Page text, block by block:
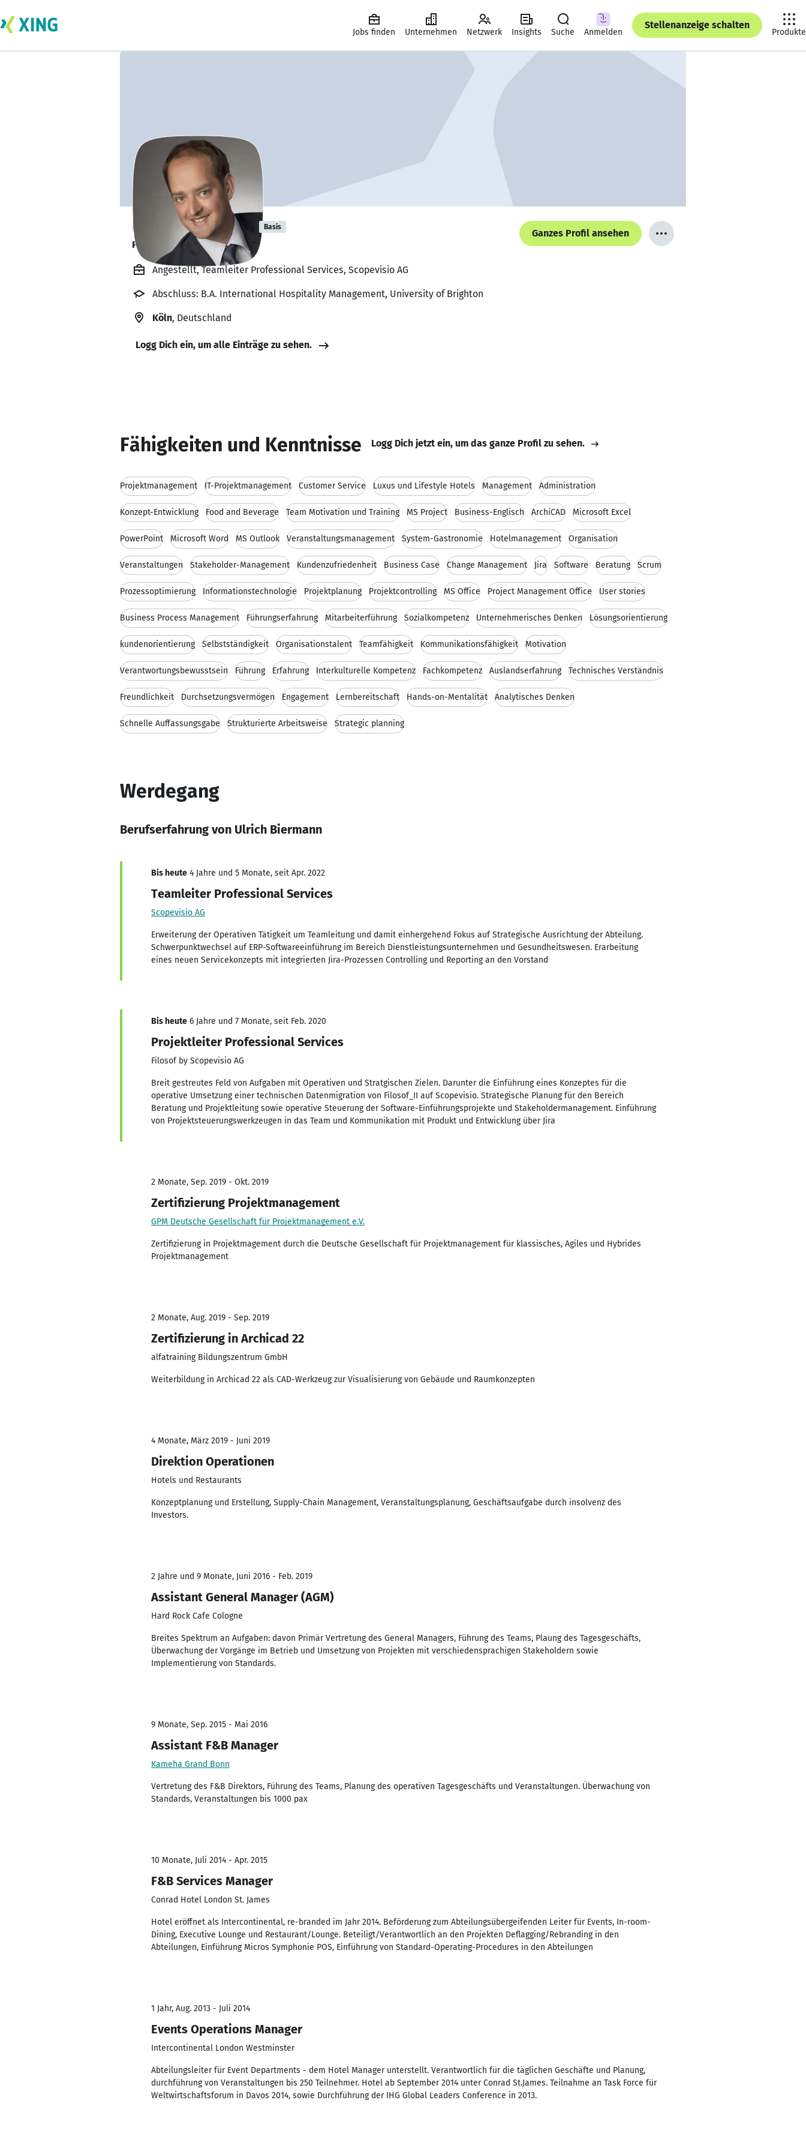
Jobs finden Unternehmen Netzwerk Insights Suche Anmelden
Stellenanzeige schalten
Produkte
Ulrich Biermann Basis
Projektmanagement
Ganzes Profil ansehen
Angestellt, Teamleiter Professional Services, Scopevisio AG
Abschluss: B.A. International Hospitality Management, University of Brighton
Köln, Deutschland
Logg Dich ein, um alle Einträge zu sehen.
Fähigkeiten und Kenntnisse Logg Dich jetzt ein, um das ganze Profil zu sehen.
Projektmanagement IT-Projektmanagement Customer Service Luxus und Lifestyle Hotels Management Administration
Konzept-Entwicklung Food and Beverage Team Motivation und Training MS Project Business-Englisch ArchiCAD Microsoft Excel
PowerPoint Microsoft Word MS Outlook Veranstaltungsmanagement System-Gastronomie Hotelmanagement Organisation
Veranstaltungen Stakeholder-Management Kundenzufriedenheit Business Case Change Management Jira Software Beratung Scrum
Prozessoptimierung Informationstechnologie Projektplanung Projektcontrolling MS Office Project Management Office User stories
Business Process Management Führungserfahrung Mitarbeiterführung Sozialkompetenz Unternehmerisches Denken Lösungsorientierung
kundenorientierung Selbstständigkeit Organisationstalent Teamfähigkeit Kommunikationsfähigkeit Motivation
Verantwortungsbewusstsein Führung Erfahrung Interkulturelle Kompetenz Fachkompetenz Auslandserfahrung Technisches Verständnis
Freundlichkeit Durchsetzungsvermögen Engagement Lernbereitschaft Hands-on-Mentalität Analytisches Denken
Schnelle Auffassungsgabe Strukturierte Arbeitsweise Strategic planning
Werdegang
Berufserfahrung von Ulrich Biermann
Bis heute 4 Jahre und 5 Monate, seit Apr. 2022
Teamleiter Professional Services
Scopevisio AG
Erweiterung der Operativen Tätigkeit um Teamleitung und damit einhergehend Fokus auf Strategische Ausrichtung der Abteilung.
Schwerpunktwechsel auf ERP-Softwareeinführung im Bereich Dienstleistungsunternehmen und Gesundheitswesen. Erarbeitung
eines neuen Servicekonzepts mit integrierten Jira-Prozessen Controlling und Reporting an den Vorstand
Bis heute 6 Jahre und 7 Monate, seit Feb. 2020
Projektleiter Professional Services
Filosof by Scopevisio AG
Breit gestreutes Feld von Aufgaben mit Operativen und Stratgischen Zielen. Darunter die Einführung eines Konzeptes für die
operative Umsetzung einer technischen Datenmigration von Filosof_II auf Scopevisio. Strategische Planung für den Bereich
Beratung und Projektleitung sowie operative Steuerung der Software-Einführungsprojekte und Stakeholdermanagement. Einführung
von Projektsteuerungswerkzeugen in das Team und Kommunikation mit Produkt und Entwicklung über Jira
2 Monate, Sep. 2019 - Okt. 2019
Zertifizierung Projektmanagement
GPM Deutsche Gesellschaft für Projektmanagement e.V.
Zertifizierung in Projektmagement durch die Deutsche Gesellschaft für Projektmanagement für klassisches, Agiles und Hybrides
Projektmanagement
2 Monate, Aug. 2019 - Sep. 2019
Zertifizierung in Archicad 22
alfatraining Bildungszentrum GmbH
Weiterbildung in Archicad 22 als CAD-Werkzeug zur Visualisierung von Gebäude und Raumkonzepten
4 Monate, März 2019 - Juni 2019
Direktion Operationen
Hotels und Restaurants
Konzeptplanung und Erstellung, Supply-Chain Management, Veranstaltungsplanung, Geschäftsaufgabe durch insolvenz des
Investors.
2 Jahre und 9 Monate, Juni 2016 - Feb. 2019
Assistant General Manager (AGM)
Hard Rock Cafe Cologne
Breites Spektrum an Aufgaben: davon Primär Vertretung des General Managers, Führung des Teams, Plaung des Tagesgeschäfts,
Überwachung der Vorgänge im Betrieb und Umsetzung von Projekten mit verschiedensprachigen Stakeholdern sowie
Implementierung von Standards.
9 Monate, Sep. 2015 - Mai 2016
Assistant F&B Manager
Kameha Grand Bonn
Vertretung des F&B Direktors, Führung des Teams, Planung des operativen Tagesgeschäfts und Veranstaltungen. Überwachung von
Standards, Veranstaltungen bis 1000 pax
10 Monate, Juli 2014 - Apr. 2015
F&B Services Manager
Conrad Hotel London St. James
Hotel eröffnet als Intercontinental, re-branded im Jahr 2014. Beförderung zum Abteilungsübergeifenden Leiter für Events, In-room-
Dining, Executive Lounge und Restaurant/Lounge. Beteiligt/Verantwortlich an den Projekten Deflagging/Rebranding in den
Abteilungen, Einführung Micros Symphonie POS, Einführung von Standard-Operating-Procedures in den Abteilungen
1 Jahr, Aug. 2013 - Juli 2014
Events Operations Manager
Intercontinental London Westminster
Abteilungsleiter für Event Departments - dem Hotel Manager unterstellt. Verantwortlich für die täglichen Geschäfte und Planung,
durchführung von Veranstaltungen bis 250 Teilnehmer. Hotel ab September 2014 unter Conrad St.James. Teilnahme an Task Force für
Weltwirtschaftsforum in Davos 2014, sowie Durchführung der IHG Global Leaders Conference in 2013.